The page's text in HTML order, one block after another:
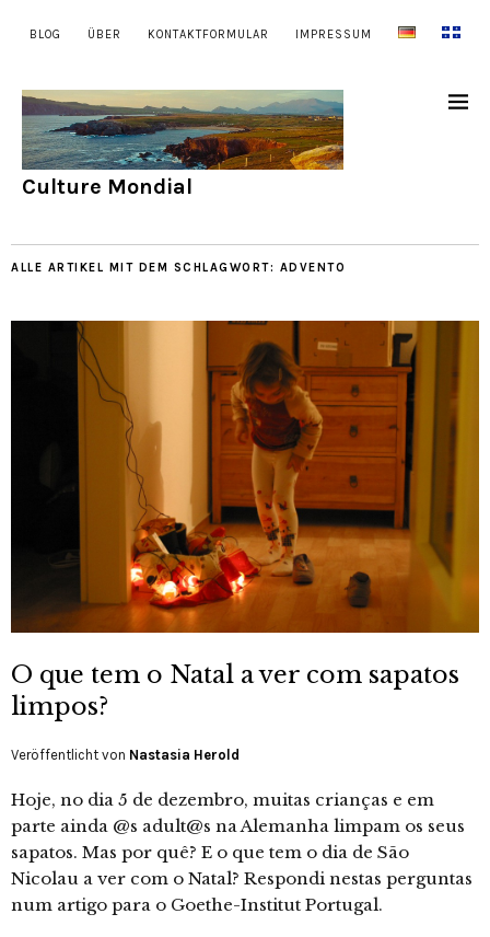
BLOG ÜBER KONTAKTFORMULAR IMPRESSUM
Culture Mondial
ALLE ARTIKEL MIT DEM SCHLAGWORT: ADVENTO
O que tem o Natal a ver com sapatos
limpos?
Veröffentlicht von Nastasia Herold
Hoje, no dia 5 de dezembro, muitas crianças e em
parte ainda @s adult@s na Alemanha limpam os seus
sapatos. Mas por quê? E o que tem o dia de São
Nicolau a ver com o Natal? Respondi nestas perguntas
num artigo para o Goethe-Institut Portugal.